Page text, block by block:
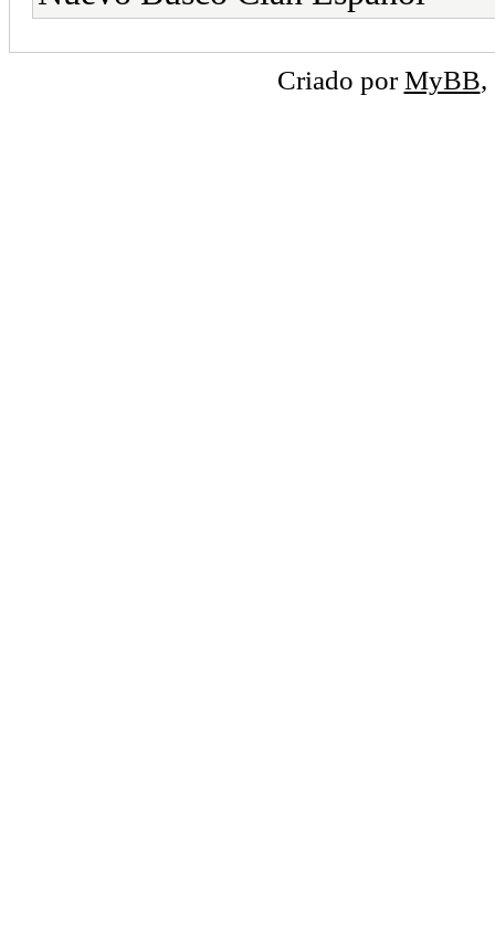
Criado porMyBB,